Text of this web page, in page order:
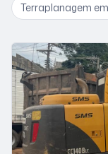
Terraplanagem